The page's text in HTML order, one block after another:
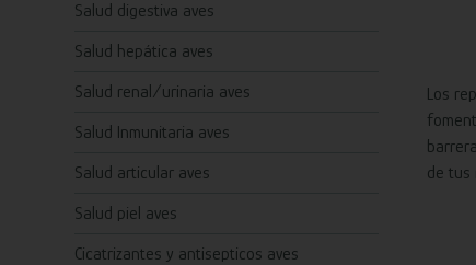
Salud digestiva aves
Salud hepática aves
Salud renal/urinaria aves
Salud Inmunitaria aves
Salud articular aves
Salud piel aves
Cicatrizantes y antisepticos aves
Los
de tus